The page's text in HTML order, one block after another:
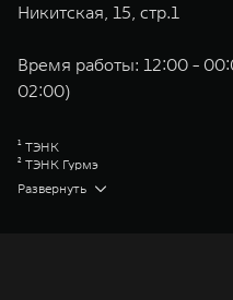
Никитская, 15, стр.1
Время работы: 12:00 -
02:00)
¹ ТЭНК
² ТЭНК Гурмэ
Great Wall Motor Company Limited
внедорожников, кроссоверов и
Развернуть